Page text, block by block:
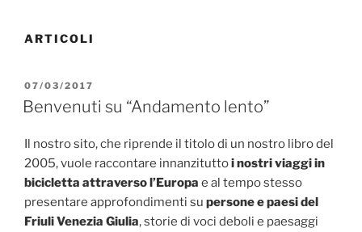
ARTICOLI
PUBBLICATO
IL
07/03/2017
Benvenuti su “Andamento lento”
Il nostro sito, che riprende il titolo di un nostro libro del
2005, vuole raccontare innanzituttoi nostri viaggi in
bicicletta attraverso l’Europa e al tempo stesso
presentare approfondimenti su persone e paesi del
Friuli Venezia Giulia, storie di voci deboli e paesaggi